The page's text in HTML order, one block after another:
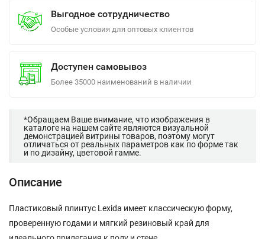
Выгодное сотрудничество
Особые условия для оптовых клиентов
Доступен самовывоз
Более 35000 наименований в наличии
*Обращаем Ваше внимание, что изображения в
каталоге на нашем сайте являются визуальной
демонстрацией витрины товаров, поэтому могут
отличаться от реальных параметров как по форме так
и по дизайну, цветовой гамме.
Описание
Пластиковый плинтус Lexida имеет классическую форму,
проверенную годами и мягкий резиновый край для